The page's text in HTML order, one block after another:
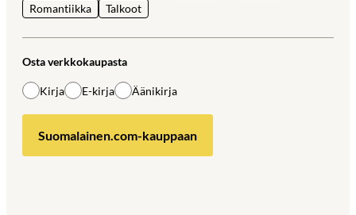
Romantiikka
Talkoot
Osta verkkokaupasta
Kirja E-kirja Äänikirja
Suomalainen.com-kauppaan